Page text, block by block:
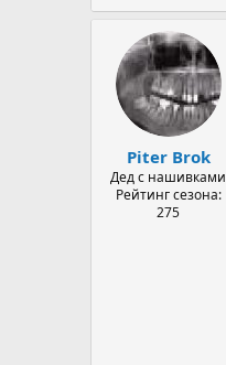
Piter Brok
Дед с нашивками
Рейтинг сезона:
275